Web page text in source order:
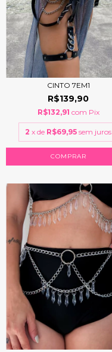
CINTO 7EM1
R$139,90
R$132,91 com Pix
2 x de R$69,95 sem juros
COMPRAR